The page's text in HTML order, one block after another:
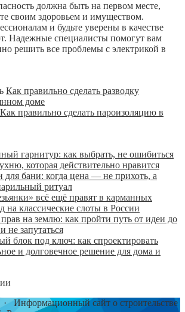
должна быть на первом месте,
своим здоровьем и имуществом.
и будьте уверены в качестве
Надежные специалисты помогут вам
решить все проблемы с электрикой в
Как правильно сделать разводку
доме
Как правильно сделать пароизоляцию в
гарнитур: как выбрать, не ошибиться
которая действительно нравится
для бани: когда цена — не прихоть, а
ритуал
всё ещё правят в карманных
на классические слоты в России
на землю: как пройти путь от идеи до
не запутаться
блок под ключ: как спроектировать
и долговечное решение для дома и
·Информационный сайт о строительстве